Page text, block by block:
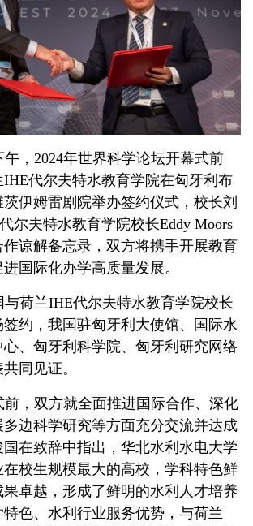
午，2024年世界科学论坛开幕式前
代尔夫特水教育学院在匈牙利布
伊姆雷剧院举办签约仪式，校长刘
尔夫特水教育学院校长Eddy Moors
谅解备忘录，双方将携手开展教育
国际化办学高质量发展。
与荷兰IHE代尔夫特水教育学院校长
签约，我国驻匈牙利大使馆、国际水
、匈牙利科学院、匈牙利研究网络
同见证。
前，双方就全面推进国际合作、深化
多边科学研究等方面充分交流并达成
在致辞中指出，华北水利水电大学
校生规模最大的高校，学科特色鲜
卓越，形成了鲜明的水利人才培养
色、水利行业服务优势，与荷兰